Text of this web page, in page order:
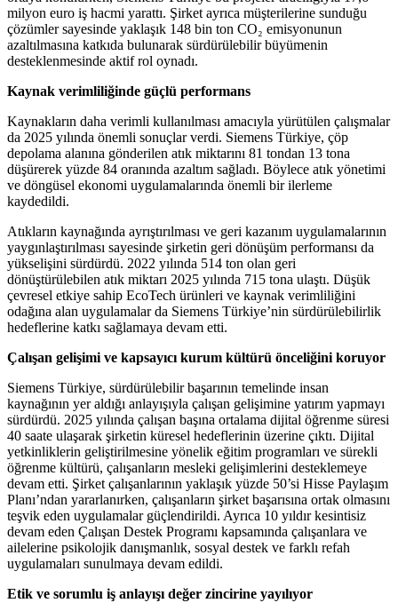
milyon euro iş hacmi yarattı. Şirket ayrıca müşterilerine sunduğu
çözümler sayesinde yaklaşık 148 bin ton CO₂ emisyonunun
azaltılmasına katkıda bulunarak sürdürülebilir büyümenin
desteklenmesinde aktif rol oynadı.
Kaynak verimliliğinde güçlü performans
Kaynakların daha verimli kullanılması amacıyla yürütülen çalışmalar
da 2025 yılında önemli sonuçlar verdi. Siemens Türkiye, çöp
depolama alanına gönderilen atık miktarını 81 tondan 13 tona
düşürerek yüzde 84 oranında azaltım sağladı. Böylece atık yönetimi
ve döngüsel ekonomi uygulamalarında önemli bir ilerleme
kaydedildi.
Atıkların kaynağında ayrıştırılması ve geri kazanım uygulamalarının
yaygınlaştırılması sayesinde şirketin geri dönüşüm performansı da
yükselişini sürdürdü. 2022 yılında 514 ton olan geri
dönüştürülebilen atık miktarı 2025 yılında 715 tona ulaştı. Düşük
çevresel etkiye sahip EcoTech ürünleri ve kaynak verimliliğini
odağına alan uygulamalar da Siemens Türkiye’nin sürdürülebilirlik
hedeflerine katkı sağlamaya devam etti.
Çalışan gelişimi ve kapsayıcı kurum kültürü önceliğini koruyor
Siemens Türkiye, sürdürülebilir başarının temelinde insan
kaynağının yer aldığı anlayışıyla çalışan gelişimine yatırım yapmayı
sürdürdü. 2025 yılında çalışan başına ortalama dijital öğrenme süresi
40 saate ulaşarak şirketin küresel hedeflerinin üzerine çıktı. Dijital
yetkinliklerin geliştirilmesine yönelik eğitim programları ve sürekli
öğrenme kültürü, çalışanların mesleki gelişimlerini desteklemeye
devam etti. Şirket çalışanlarının yaklaşık yüzde 50’si Hisse Paylaşım
Planı’ndan yararlanırken, çalışanların şirket başarısına ortak olmasını
teşvik eden uygulamalar güçlendirildi. Ayrıca 10 yıldır kesintisiz
devam eden Çalışan Destek Programı kapsamında çalışanlara ve
ailelerine psikolojik danışmanlık, sosyal destek ve farklı refah
uygulamaları sunulmaya devam edildi.
Etik ve sorumlu iş anlayışı değer zincirine yayılıyor